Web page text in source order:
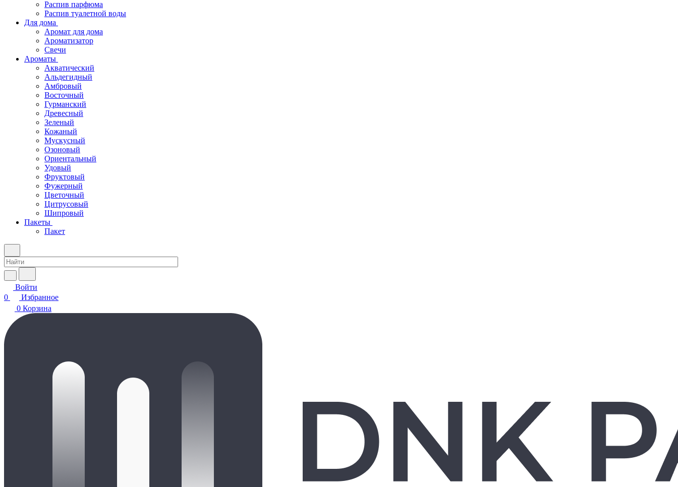
Распив парфюма
Распив туалетной воды
Для дома
Аромат для дома
Ароматизатор
Свечи
Ароматы
Акватический
Альдегидный
Амбровый
Восточный
Гурманский
Древесный
Зеленый
Кожаный
Мускусный
Озоновый
Ориентальный
Удовый
Фруктовый
Фужерный
Цветочный
Цитрусовый
Шипровый
Пакеты
Пакет
Войти
0
Избранное
0 Корзина